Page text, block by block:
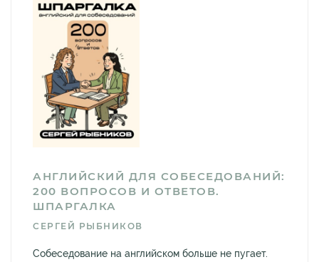
АНГЛИЙСКИЙ ДЛЯ СОБЕСЕДОВАНИЙ:
200 ВОПРОСОВ И ОТВЕТОВ.
ШПАРГАЛКА
СЕРГЕЙ РЫБНИКОВ
Собеседование на английском больше не пугает.